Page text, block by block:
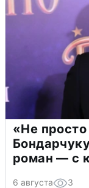
«Не
роман — с
6 августа 3